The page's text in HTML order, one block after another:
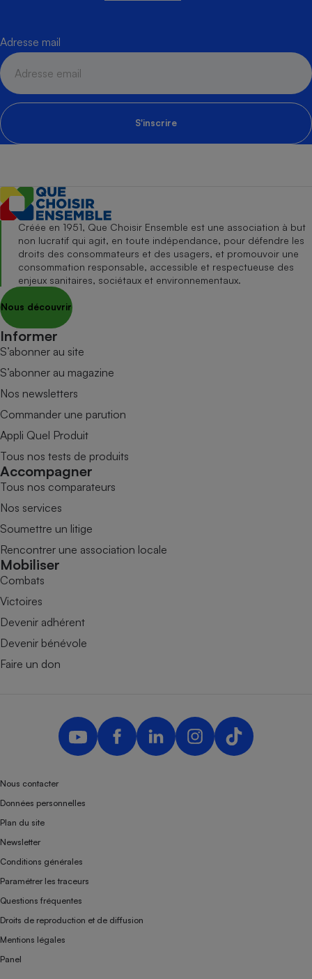
Adresse mail
S'inscrire
Créée en 1951, Que Choisir Ensemble est une association à but
non lucratif qui agit, en toute indépendance, pour défendre les
droits des consommateurs et des usagers, et promouvoir une
consommation responsable, accessible et respectueuse des
enjeux sanitaires, sociétaux et environnementaux.
Nous découvrir
Informer
S’abonner au site
S’abonner au magazine
Nos newsletters
Commander une parution
Appli Quel Produit
Tous nos tests de produits
Accompagner
Tous nos comparateurs
Nos services
Soumettre un litige
Rencontrer une association locale
Mobiliser
Combats
Victoires
Devenir adhérent
Devenir bénévole
Faire un don
Nous contacter
Données personnelles
Plan du site
Newsletter
Conditions générales
Paramétrer les traceurs
Questions fréquentes
Droits de reproduction et de diffusion
Mentions légales
Panel